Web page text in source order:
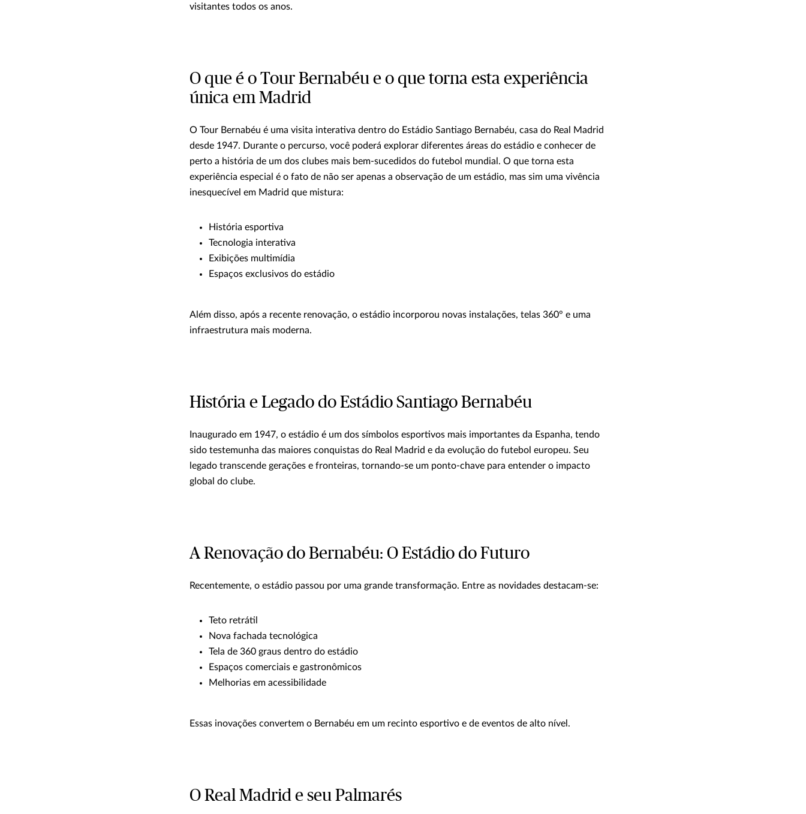
visitantes todos os anos.
O que é o Tour Bernabéu e o que torna esta experiência
única em Madrid
O Tour Bernabéu é uma visita interativa dentro do Estádio Santiago Bernabéu, casa do Real Madrid
desde 1947. Durante o percurso, você poderá explorar diferentes áreas do estádio e conhecer de
perto a história de um dos clubes mais bem-sucedidos do futebol mundial. O que torna esta
experiência especial é o fato de não ser apenas a observação de um estádio, mas sim uma vivência
inesquecível em Madrid que mistura:
História esportiva
Tecnologia interativa
Exibições multimídia
Espaços exclusivos do estádio
Além disso, após a recente renovação, o estádio incorporou novas instalações, telas 360° e uma
infraestrutura mais moderna.
História e Legado do Estádio Santiago Bernabéu
Inaugurado em 1947, o estádio é um dos símbolos esportivos mais importantes da Espanha, tendo
sido testemunha das maiores conquistas do Real Madrid e da evolução do futebol europeu. Seu
legado transcende gerações e fronteiras, tornando-se um ponto-chave para entender o impacto
global do clube.
A Renovação do Bernabéu: O Estádio do Futuro
Recentemente, o estádio passou por uma grande transformação. Entre as novidades destacam-se:
Teto retrátil
Nova fachada tecnológica
Tela de 360 graus dentro do estádio
Espaços comerciais e gastronômicos
Melhorias em acessibilidade
Essas inovações convertem o Bernabéu em um recinto esportivo e de eventos de alto nível.
O Real Madrid e seu Palmarés